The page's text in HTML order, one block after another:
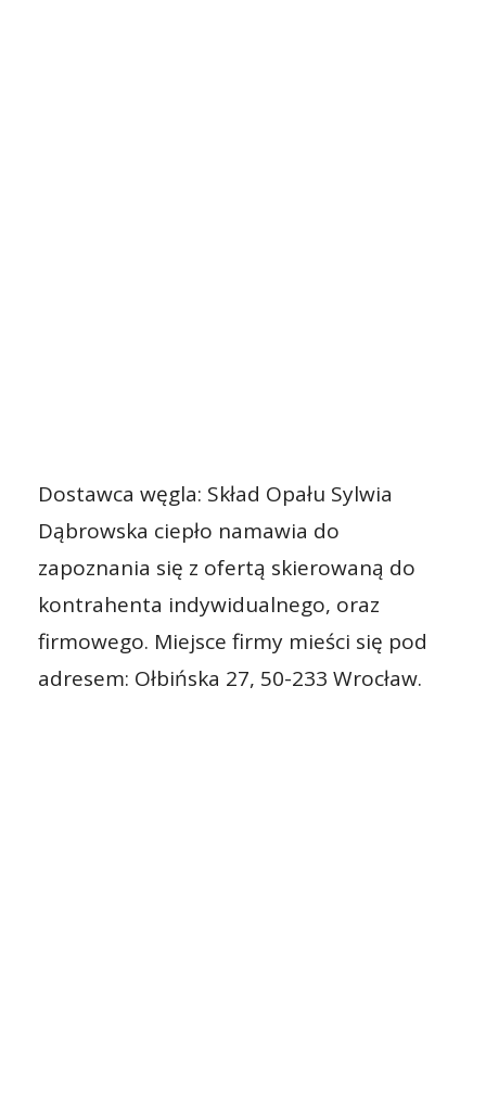
Dostawca węgla: Skład Opału Sylwia
Dąbrowska ciepło namawia do
zapoznania się z ofertą skierowaną do
kontrahenta indywidualnego, oraz
firmowego. Miejsce firmy mieści się pod
adresem: Ołbińska 27, 50-233 Wrocław.